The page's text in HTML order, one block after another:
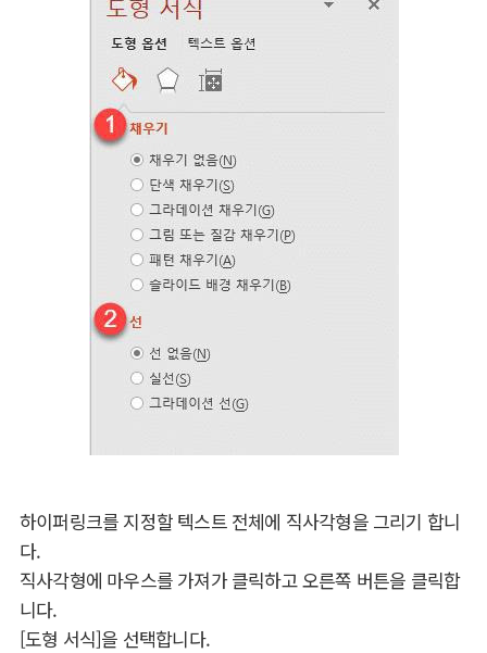
하이퍼링크를 지정할 텍스트 전체에 직사각형을 그리기 합니
다.
직사각형에 마우스를 가져가 클릭하고 오른쪽 버튼을 클릭합
니다.
[도형 서식]을 선택합니다.